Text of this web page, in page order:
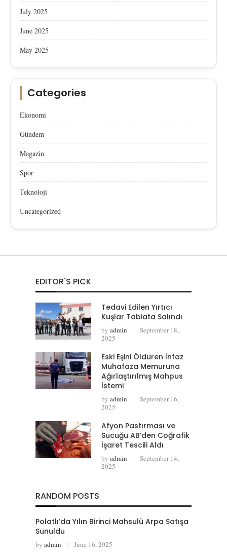
July 2025
June 2025
May 2025
Categories
Ekonomi
Gündem
Magazin
Spor
Teknoloji
Uncategorized
EDITOR'S PICK
Tedavi Edilen Yırtıcı
Kuşlar Tabiata Salındı
by admin
September 18,
2025
Eski Eşini Öldüren İnfaz
Muhafaza Memuruna
Ağırlaştırılmış Mahpus
İstemi
by admin
September 16,
2025
Afyon Pastırması ve
Sucuğu AB’den Coğrafik
İşaret Tescili Aldı
by admin
September 14,
2025
RANDOM POSTS
Polatlı’da Yılın Birinci Mahsulü Arpa Satışa
Sunuldu
by admin June 16, 2025